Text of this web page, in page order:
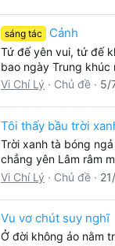
sáng tác Cảnh
Tứ đế yên vui, tứ đế
bao ngày Trung
Vi Chí Lý
Chủ đề 5/
Tôi thấy bầu trời
Trời xanh tà bóng
chẳng yên Lâm râm
Vi Chí Lý
Chủ đề
Vu vơ chút suy nghĩ
Ở đời không ảo nằm